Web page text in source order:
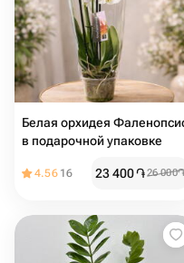
Белая орхидея
в подарочной упаковке
4.56 16 23 400֏26 000֏